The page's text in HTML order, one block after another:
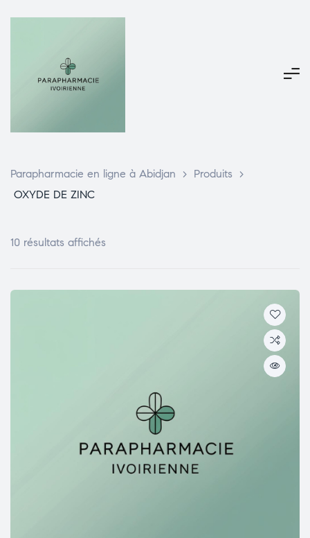
Parapharmacie en ligne à Abidjan > Produits
>
OXYDE DE ZINC
10 résultats affichés